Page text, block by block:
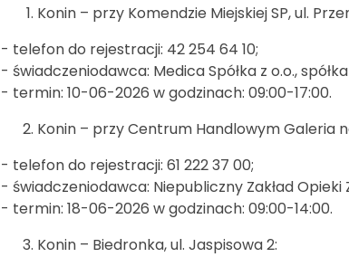
Konin – przy Komendzie Miejskiej SP, ul.
- telefon do rejestracji: 42 254 64 10;
- świadczeniodawca: Medica Spółka z o.o.,
- termin: 10-06-2026 w godzinach: 09:00-17:00.
Konin – przy Centrum Handlowym Galeria
- telefon do rejestracji: 61 222 37 00;
- świadczeniodawca: Niepubliczny Zakład
- termin: 18-06-2026 w godzinach: 09:00-14:00.
Konin – Biedronka, ul. Jaspisowa 2: